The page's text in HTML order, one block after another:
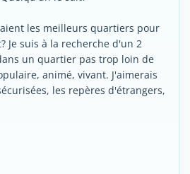
les meilleurs quartiers pour
Je suis à la recherche d'un 2
un quartier pas trop loin de
animé, vivant. J'aimerais
les repères d'étrangers,